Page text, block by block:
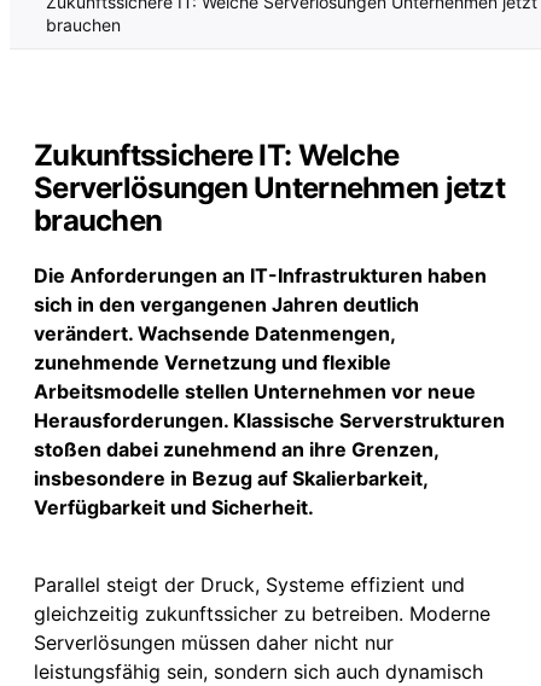
brauchen
Zukunftssichere IT: Welche
Serverlösungen Unternehmen jetzt
brauchen
Die Anforderungen an IT-Infrastrukturen haben
sich in den vergangenen Jahren deutlich
verändert. Wachsende Datenmengen,
zunehmende Vernetzung und flexible
Arbeitsmodelle stellen Unternehmen vor neue
Herausforderungen. Klassische Serverstrukturen
stoßen dabei zunehmend an ihre Grenzen,
insbesondere in Bezug auf Skalierbarkeit,
Verfügbarkeit und Sicherheit.
Parallel steigt der Druck, Systeme effizient und
gleichzeitig zukunftssicher zu betreiben. Moderne
Serverlösungen müssen daher nicht nur
leistungsfähig sein, sondern sich auch dynamisch